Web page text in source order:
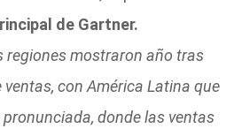
de Gartner.
regiones mostraron año tras
con América Latina que
donde las ventas